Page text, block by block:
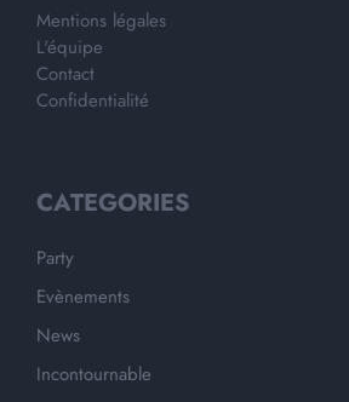
Mentions légales
L'équipe
Contact
Confidentialité
CATEGORIES
Party
Evènements
News
Incontournable